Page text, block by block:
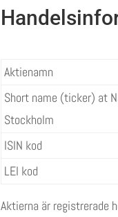
Aktienamn
Short name (ticker) at
Stockholm
ISIN kod
LEI kod
Aktierna är registrerade